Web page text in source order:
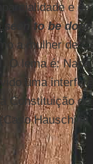
e de
to be done
a mulher de
O lema é:
uma
Constituição
Hauschildt